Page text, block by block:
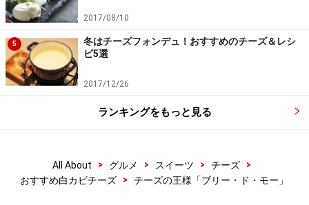
けてください。いろいろなブリーのお話、白カビチーズ
の選び方は、またの機会に詳しくお伝えしたいと思いま
す。
1/2 次のページへ
2017/08/10
5
冬はチーズフォンデュ！おすすめのチーズ＆レシ
ピ5選
2017/12/26
ランキングをもっと見る
All About > グルメ > スイーツ > チーズ
>
おすすめ白カビチーズ
> チーズの王様「ブリー・ド・モー」